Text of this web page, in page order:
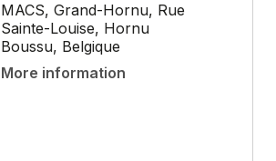
MACS, Grand-Hornu, Rue
Sainte-Louise, Hornu
Boussu, Belgique
More information